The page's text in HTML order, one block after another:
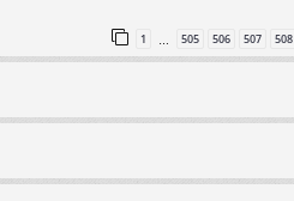
1 505 506 507 508